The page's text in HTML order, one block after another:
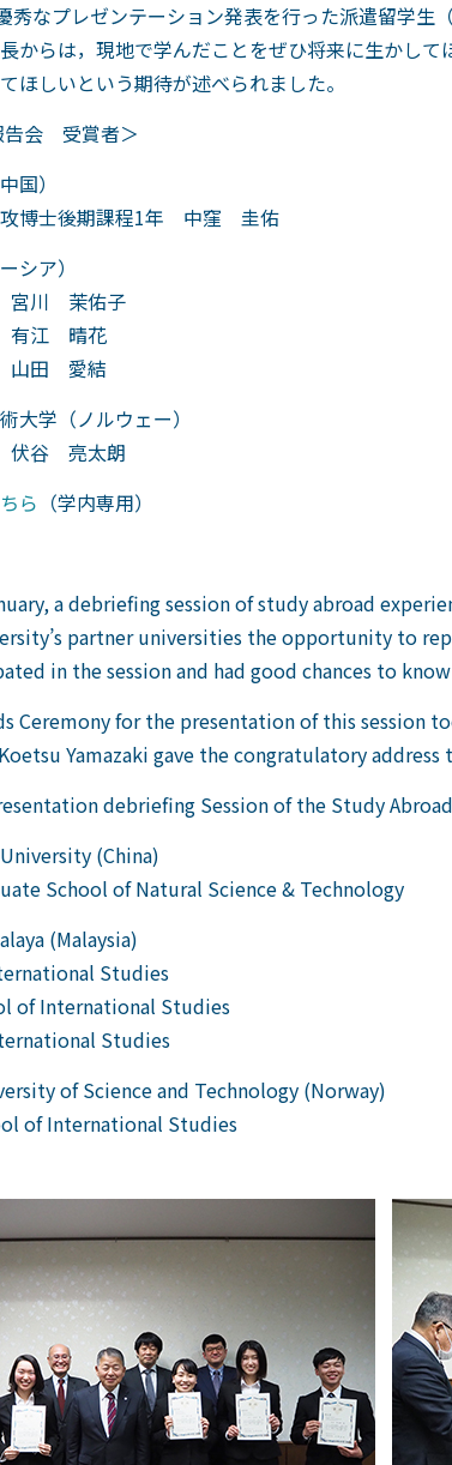
秀なプレゼンテーション発表を行った派遣留学
からは，現地で学んだことをぜひ将来に生かし
ほしいという期待が述べられました。
告会 受賞者＞
国）
攻博士後期課程1年 中窪 圭佑
シア）
宮川 茉佑子
有江 晴花
山田 愛結
大学（ノルウェー）
伏谷 亮太朗
ら （学内専用）
a debriefing session of study abroad
partner universities the opportunity to
in the session and had good chances to
Ceremony for the presentation of this session
Yamazaki gave the congratulatory address
debriefing Session of the Study
(China)
School of Natural Science & Technology
(Malaysia)
Studies
of International Studies
Studies
of Science and Technology (Norway)
of International Studies